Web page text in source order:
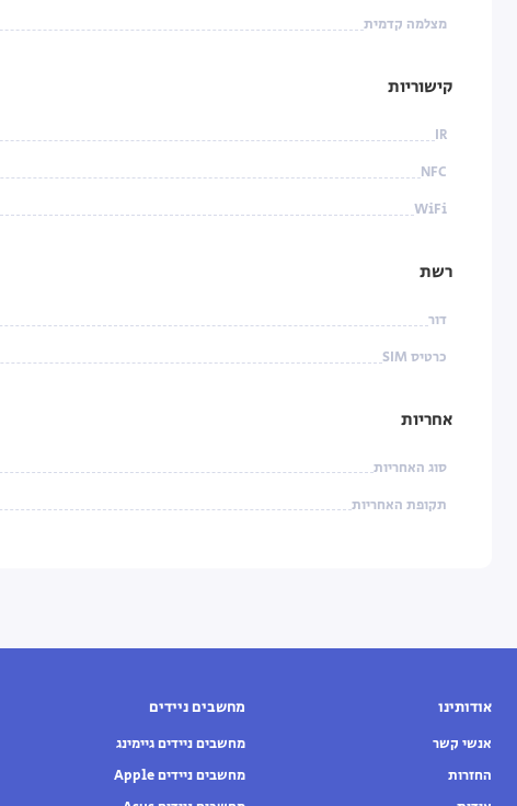
מצלמה קדמית
קישוריות
IR
NFC
WiFi
רשת
דור
כרטיס SIM
אחריות
סוג האחריות
תקופת האחריות
אודותינו
אנשי קשר
החזרות
מחשבים ניידים
מחשבים ניידים גיימינג
מחשבים ניידים Apple